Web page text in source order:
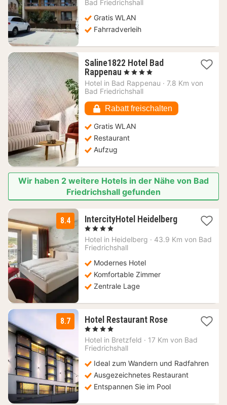
Bad Friedrichshall
Gratis WLAN
Fahrradverleih
Saline1822 Hotel Bad
Rappenau 1
Nacht
ab
€
, 4 Sterne
Hotel in Bad Rappenau · 7.8 Km von
Bad Friedrichshall
Rabatt freischalten
Gratis WLAN
Restaurant
Aufzug
Wir haben 2 weitere Hotels in der Nähe von Bad
Friedrichshall gefunden
8.4 IntercityHotel Heidelberg1
ab
, 4 Sterne
Hotel in Heidelberg · 43.9 Km von Bad
Friedrichshall
Modernes Hotel
Komfortable Zimmer
Zentrale Lage
8.7 Hotel Restaurant Rose3
ab
, 4 Sterne
Hotel in Bretzfeld · 17 Km von Bad
Friedrichshall
Ideal zum Wandern und Radfahren
Ausgezeichnetes Restaurant
Entspannen Sie im Pool